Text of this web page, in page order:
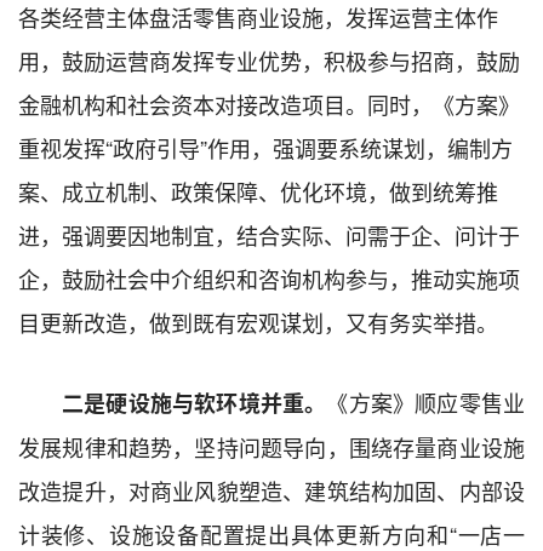
各类经营主体盘活零售商业设施，发挥运营主体作
用，鼓励运营商发挥专业优势，积极参与招商，鼓励
金融机构和社会资本对接改造项目。同时，《方案》
重视发挥“政府引导”作用，强调要系统谋划，编制方
案、成立机制、政策保障、优化环境，做到统筹推
进，强调要因地制宜，结合实际、问需于企、问计于
企，鼓励社会中介组织和咨询机构参与，推动实施项
目更新改造，做到既有宏观谋划，又有务实举措。
二是硬设施与软环境并重。
《方案》顺应零售业
发展规律和趋势，坚持问题导向，围绕存量商业设施
改造提升，对商业风貌塑造、建筑结构加固、内部设
计装修、设施设备配置提出具体更新方向和“一店一